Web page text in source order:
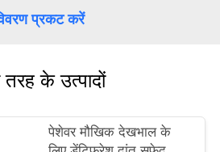
प्रकट करें
तरह के उत्पादों
पेशेवर मौखिक देखभाल के